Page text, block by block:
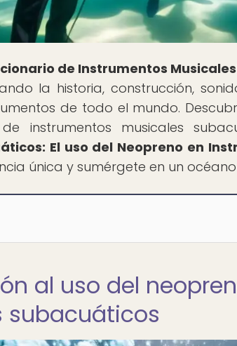
de Instrumentos Musicales
la historia, construcción,
de todo el mundo.
instrumentos musicales
El uso del Neopreno en
única y sumérgete en un
al uso del
subacuáticos